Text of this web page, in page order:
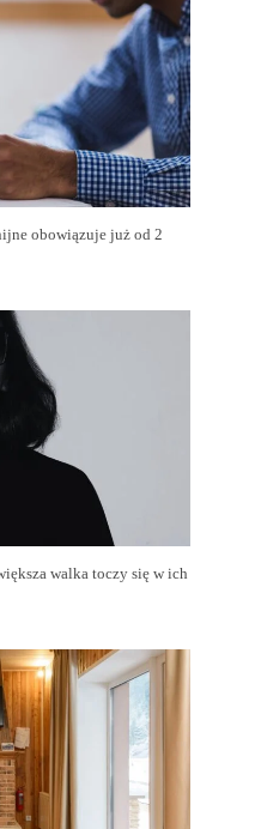
obowiązuje już od 2
walka toczy się w ich